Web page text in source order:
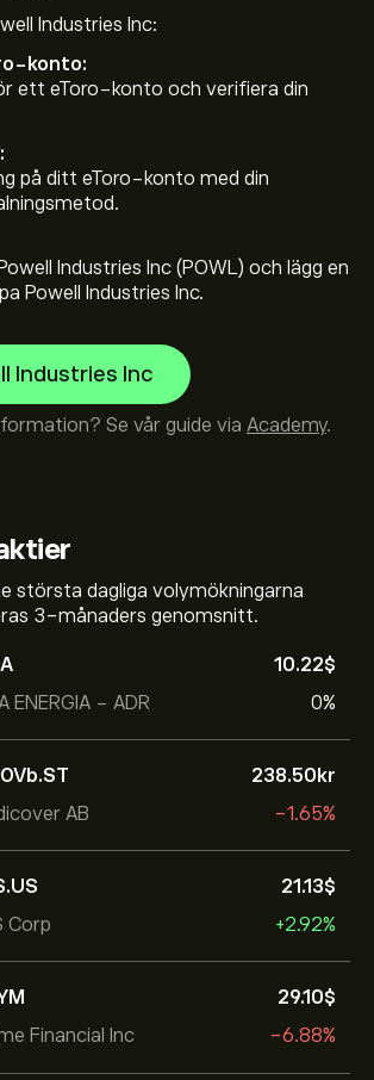
största dagliga volymökningarna
3-månaders genomsnitt.
ENERGIA - ADR
10.22‎$‎
0%
AB
238.50‎kr‎
-1.65%
Corp
21.13‎$‎
+2.92%
Financial Inc
29.10‎$‎
-6.88%
Industries Inc:
konto:
ett eToro-konto och verifiera din
på ditt eToro-konto med din
Industries Inc (POWL) och lägg en
Powell Industries Inc.
Industries Inc
Se vår guide via Academy.